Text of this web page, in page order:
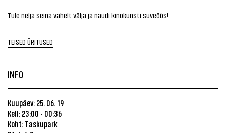
Tule nelja seina vahelt välja ja naudi kinokunsti suveöös!
TEISED ÜRITUSED
INFO
Kuupäev: 25. 06. 19
Kell: 23:00 - 00:36
Koht: Taskupark